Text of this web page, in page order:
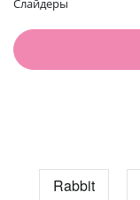
Слайдеры
Rabbit